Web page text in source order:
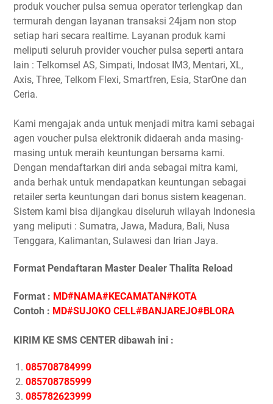
produk voucher pulsa semua operator terlengkap dan
termurah dengan layanan transaksi 24jam non stop
setiap hari secara realtime. Layanan produk kami
meliputi seluruh provider voucher pulsa seperti antara
lain : Telkomsel AS, Simpati, Indosat IM3, Mentari, XL,
Axis, Three, Telkom Flexi, Smartfren, Esia, StarOne dan
Ceria.
Kami mengajak anda untuk menjadi mitra kami sebagai
agen voucher pulsa elektronik didaerah anda masing-
masing untuk meraih keuntungan bersama kami.
Dengan mendaftarkan diri anda sebagai mitra kami,
anda berhak untuk mendapatkan keuntungan sebagai
retailer serta keuntungan dari bonus sistem keagenan.
Sistem kami bisa dijangkau diseluruh wilayah Indonesia
yang meliputi : Sumatra, Jawa, Madura, Bali, Nusa
Tenggara, Kalimantan, Sulawesi dan Irian Jaya.
Format Pendaftaran Master Dealer Thalita Reload
Format : MD#NAMA#KECAMATAN#KOTA
Contoh : MD#SUJOKO CELL#BANJAREJO#BLORA
KIRIM KE SMS CENTER dibawah ini :
085708784999
085708785999
085782623999